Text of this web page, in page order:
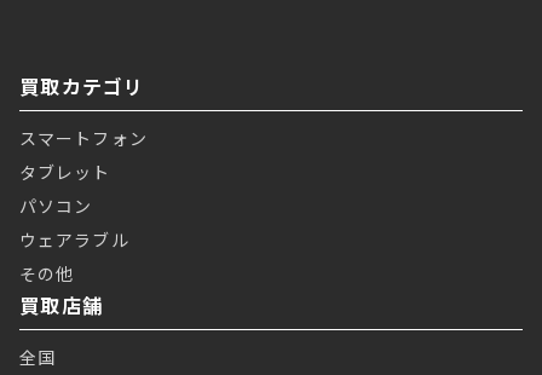
買取カテゴリ
スマートフォン
タブレット
パソコン
ウェアラブル
その他
買取店舗
全国